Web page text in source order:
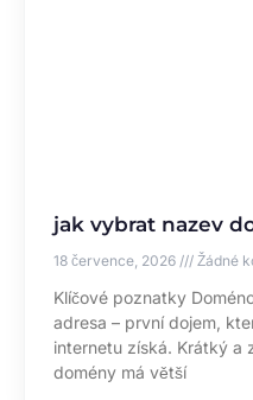
jak vybrat nazev
18 července, 2026 Žádné
Klíčové poznatky
adresa – první dojem,
internetu získá. Krátký a
domény má větší